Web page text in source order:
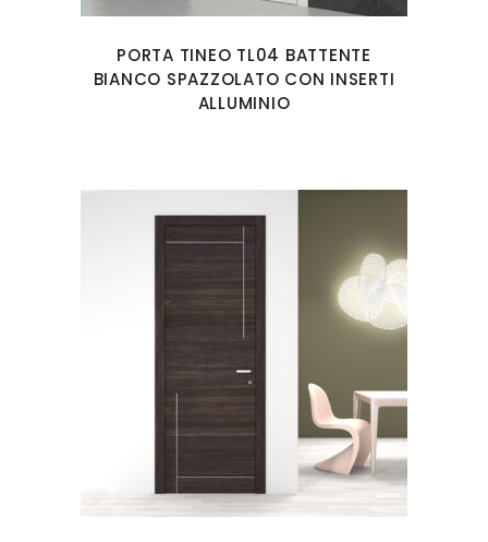
PORTA TINEO TL04 BATTENTE
BIANCO SPAZZOLATO CON INSERTI
ALLUMINIO